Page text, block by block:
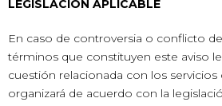
LEGISLACIÓN APLICABLE
En caso de controversia o conflicto
términos que constituyen este aviso
cuestión relacionada con los servicios
organizará de acuerdo con la